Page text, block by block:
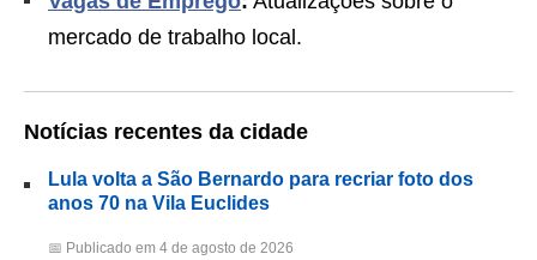
mercado de trabalho local.
Notícias recentes da cidade
Lula volta a São Bernardo para recriar foto dos
anos 70 na Vila Euclides
📅 Publicado em 4 de agosto de 2026